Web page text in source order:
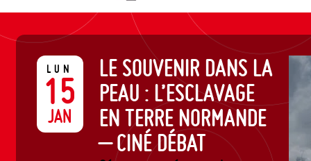
LUN
15
JAN
LE SOUVENIR DANS LA
PEAU : L’ESCLAVAGE
EN TERRE NORMANDE
– CINÉ DÉBAT